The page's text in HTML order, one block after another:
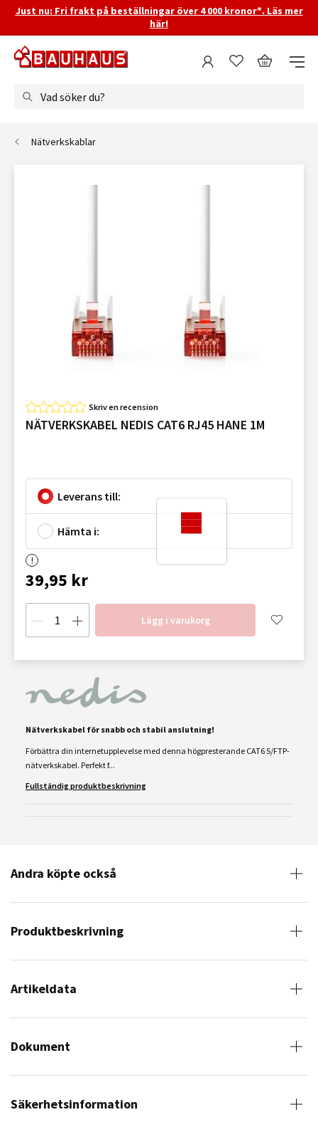
Just nu: Fri frakt på beställningar över 4 000 kronor*. Läs mer
här!
Vad söker du?
Nätverkskablar
Skriv en recension
NÄTVERKSKABEL NEDIS CAT6 RJ45 HANE 1M
Leverans till:
Hämta i:
39,95 kr
Lägg i varukorg
Nätverkskabel för snabb och stabil anslutning!
Förbättra din internetupplevelse med denna högpresterande CAT6 S/FTP-
nätverkskabel. Perfekt f...
Fullständig produktbeskrivning
Andra köpte också
Produktbeskrivning
Artikeldata
Dokument
Säkerhetsinformation